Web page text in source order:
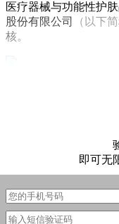
医疗器械与功能性护
股份有限公司
（以下
核。
即可无